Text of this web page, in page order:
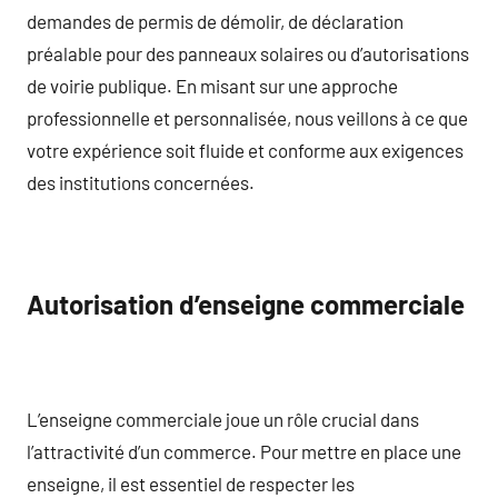
demandes de permis de démolir, de déclaration
préalable pour des panneaux solaires ou d’autorisations
de voirie publique. En misant sur une approche
professionnelle et personnalisée, nous veillons à ce que
votre expérience soit fluide et conforme aux exigences
des institutions concernées.
Autorisation d’enseigne commerciale
L’enseigne commerciale joue un rôle crucial dans
l’attractivité d’un commerce. Pour mettre en place une
enseigne, il est essentiel de respecter les